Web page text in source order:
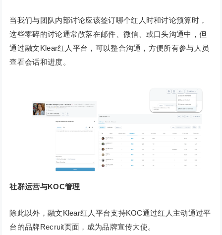
当我们与团队内部讨论应该签订哪个红人时和讨论预算时，
这些零碎的讨论通常散落在邮件、微信、或口头沟通中，但
通过融文Klear红人平台，可以整合沟通，方便所有参与人员
查看会话和进度。
社群运营与KOC管理
除此以外，融文Klear红人平台支持KOC通过红人主动通过平
台的品牌Recruit页面，成为品牌宣传大使。